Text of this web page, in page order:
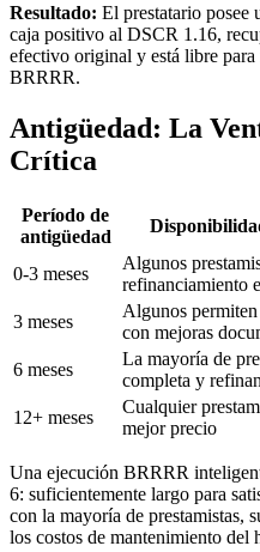
Resultado: El prestatario posee
caja positivo al DSCR 1.16,
efectivo original y está libre
BRRRR.
Antigüedad: La
Crítica
Período de
antigüedad
0-3 meses
Algunos
refinanciamiento
3 meses
Algunos
con mejoras
6 meses
La mayoría de
completa y
12+ meses
Cualquier
mejor precio
Una ejecución BRRRR
6: suficientemente largo para
con la mayoría de prestamistas,
los costos de mantenimiento del